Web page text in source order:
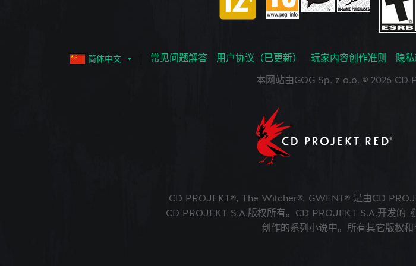
简体中文 常见问题解答 用户协议（已更新） 玩家内容创作准则 隐
本网站由GOG Sp. z o.o. © 2026 CD
CD PROJEKT®, The Witcher®, GWENT® 是由CD
CD PROJEKT S.A.版权所有。CD PROJEKT S.A.开发的
创作的系列小说中。所有其它版权和